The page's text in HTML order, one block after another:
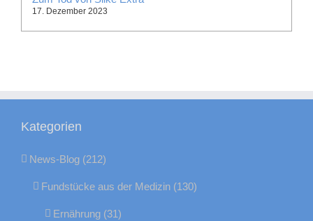
17. Dezember 2023
Kategorien
News-Blog (212)
Fundstücke aus der Medizin (130)
Ernährung (31)